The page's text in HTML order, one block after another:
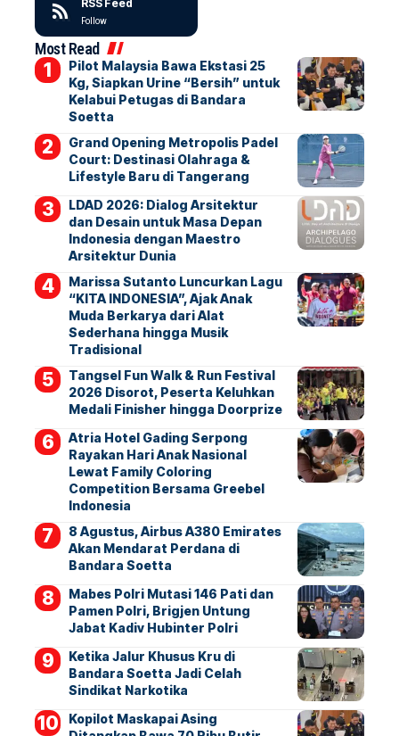
RSS Feed
Follow
Most Read
Pilot Malaysia Bawa Ekstasi 25
Kg, Siapkan Urine “Bersih” untuk
Kelabui Petugas di Bandara
Soetta
Grand Opening Metropolis Padel
Court: Destinasi Olahraga &
Lifestyle Baru di Tangerang
LDAD 2026: Dialog Arsitektur
dan Desain untuk Masa Depan
Indonesia dengan Maestro
Arsitektur Dunia
Marissa Sutanto Luncurkan Lagu
“KITA INDONESIA”, Ajak Anak
Muda Berkarya dari Alat
Sederhana hingga Musik
Tradisional
Tangsel Fun Walk & Run Festival
2026 Disorot, Peserta Keluhkan
Medali Finisher hingga Doorprize
Atria Hotel Gading Serpong
Rayakan Hari Anak Nasional
Lewat Family Coloring
Competition Bersama Greebel
Indonesia
8 Agustus, Airbus A380 Emirates
Akan Mendarat Perdana di
Bandara Soetta
Mabes Polri Mutasi 146 Pati dan
Pamen Polri, Brigjen Untung
Jabat Kadiv Hubinter Polri
Ketika Jalur Khusus Kru di
Bandara Soetta Jadi Celah
Sindikat Narkotika
Kopilot Maskapai Asing